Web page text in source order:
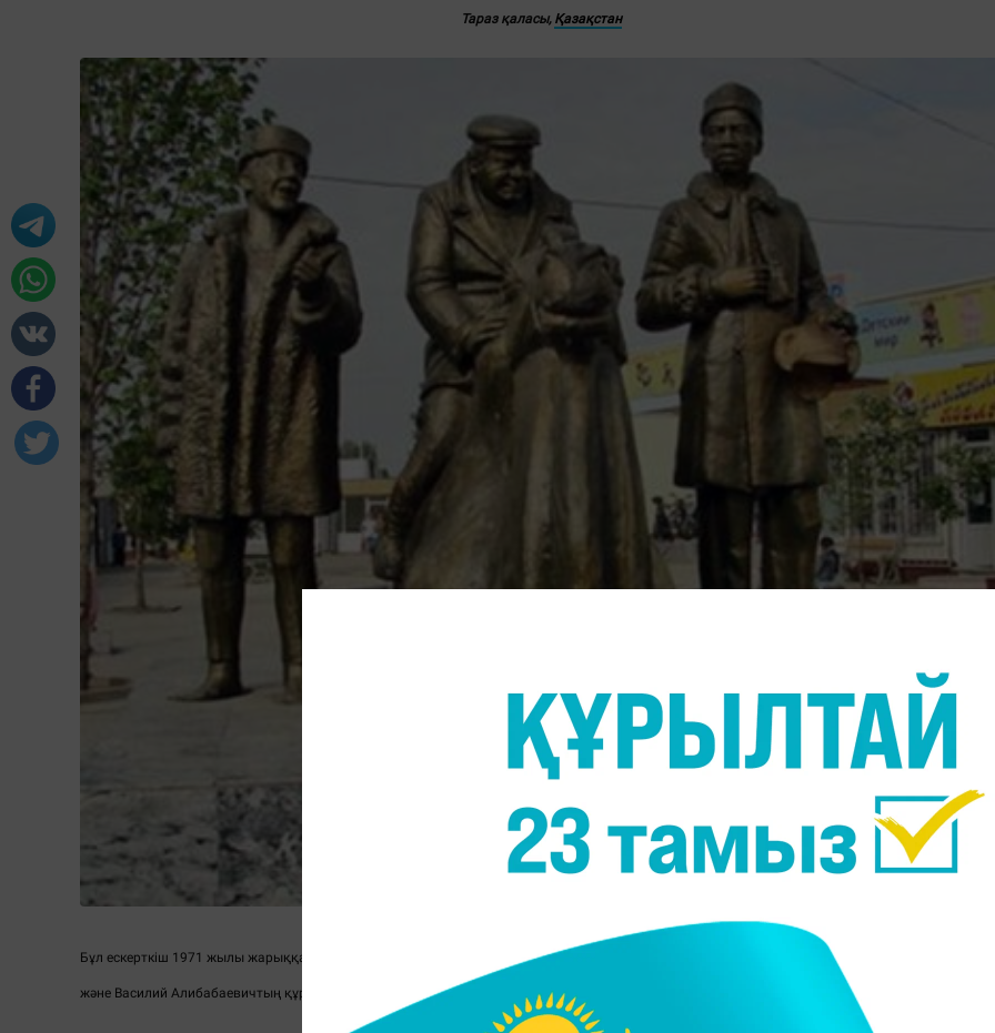
Тараз қаласы, Қазақстан
Бұл ескерткіш 1971 жылы жарыққа шыққан режиссер Александр Серыйдың «Джентельмены Удачи» киносының бас кейіпкерлері Доцент,
және Василий Алибабаевичтың құрметіне орнатылған.